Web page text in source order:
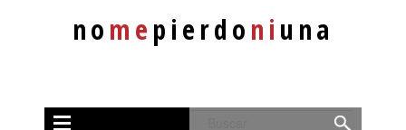
nomepierdoniuna